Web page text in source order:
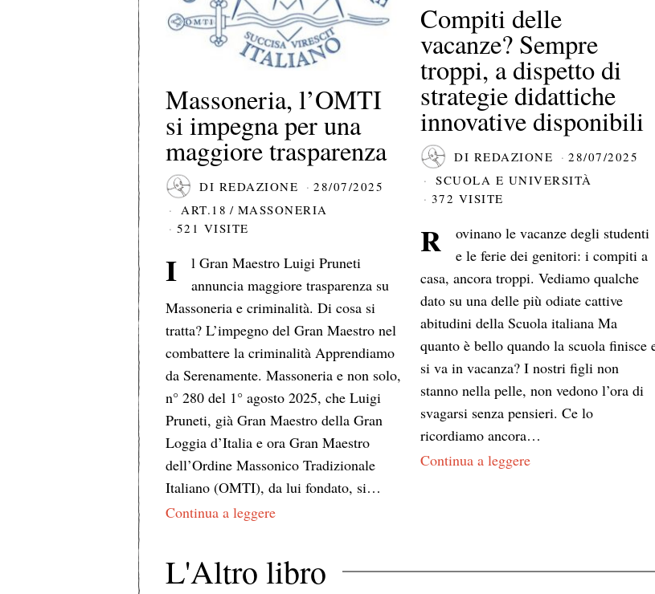
Massoneria, l’OMTI
si impegna per una
maggiore trasparenza
DI REDAZIONE
28/07/2025
ART.18 / MASSONERIA
521 VISITE
I
l Gran Maestro Luigi Pruneti
annuncia maggiore trasparenza su
Massoneria e criminalità. Di cosa si
tratta? L’impegno del Gran Maestro nel
combattere la criminalità Apprendiamo
da Serenamente. Massoneria e non solo,
n° 280 del 1° agosto 2025, che Luigi
Pruneti, già Gran Maestro della Gran
Loggia d’Italia e ora Gran Maestro
dell’Ordine Massonico Tradizionale
Italiano (OMTI), da lui fondato, si…
Continua a leggere
Compiti delle
vacanze? Sempre
troppi, a dispetto di
strategie didattiche
innovative disponibili
DI REDAZIONE
28/07/2025
SCUOLA E UNIVERSITÀ
372 VISITE
R
ovinano le vacanze degli studenti
e le ferie dei genitori: i compiti a
casa, ancora troppi. Vediamo qualche
dato su una delle più odiate cattive
abitudini della Scuola italiana Ma
quanto è bello quando la scuola finisce
si va in vacanza? I nostri figli non
stanno nella pelle, non vedono l’ora di
svagarsi senza pensieri. Ce lo
ricordiamo ancora…
Continua a leggere
L'Altro libro